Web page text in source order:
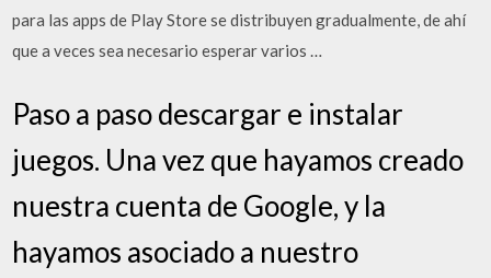
para las apps de Play Store se distribuyen gradualmente, de ahí
que a veces sea necesario esperar varios …
Paso a paso descargar e instalar
juegos. Una vez que hayamos creado
nuestra cuenta de Google, y la
hayamos asociado a nuestro